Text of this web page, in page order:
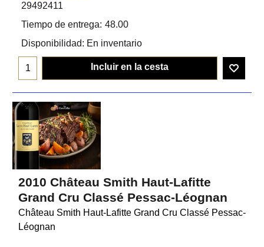
29492411
Tiempo de entrega: 48.00
Disponibilidad: En inventario
Incluir en la cesta
2010 Château Smith Haut-Lafitte
Grand Cru Classé Pessac-Léognan
Château Smith Haut-Lafitte Grand Cru Classé Pessac-
Léognan